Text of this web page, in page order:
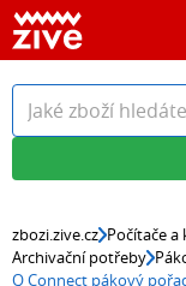
zbozi.zive.cz Počítače a
Archivační potřeby
Q Connect pákový